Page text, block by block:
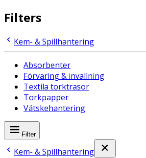
Filters
Kem- & Spillhantering
Absorbenter
Förvaring & invallning
Textila torktrasor
Torkpapper
Vätskehantering
Filter
Kem- & Spillhantering